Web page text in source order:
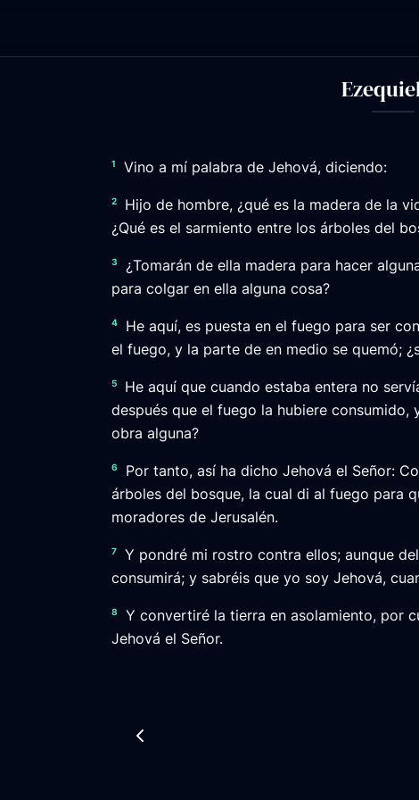
1 Vino a mí palabra de Jehová, diciendo:
2
Hijo de hombre, ¿qué es la madera de la
¿Qué es el sarmiento entre los árboles del
3
¿Tomarán de ella madera para hacer
para colgar en ella alguna cosa?
4
He aquí, es puesta en el fuego para ser
el fuego, y la parte de en medio se quemó;
5
He aquí que cuando estaba entera no
después que el fuego la hubiere consumido,
obra alguna?
6
Por tanto, así ha dicho Jehová el Señor:
árboles del bosque, la cual di al fuego para
moradores de Jerusalén.
7
Y pondré mi rostro contra ellos; aunque
consumirá; y sabréis que yo soy Jehová,
8
Y convertiré la tierra en asolamiento, por
Jehová el Señor.